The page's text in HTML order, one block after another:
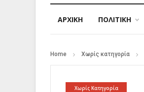
ΑΡΧΙΚΉ ΠΟΛΙΤΙΚΗ
Home Χωρίς κατηγορία
Χωρίς Κατηγορία